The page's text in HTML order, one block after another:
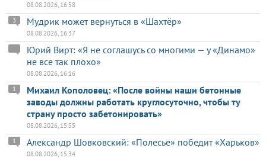
08.08.2026, 16:58
Мудрик может вернуться в «Шахтёр»
3
08.08.2026, 16:37
Юрий Вирт: «Я не соглашусь со многими — у «Динамо»
не все так плохо»
08.08.2026, 16:16
Михаил Кополовец: «После войны наши бетонные
заводы должны работать круглосуточно, чтобы ту
страну просто забетонировать»
1
08.08.2026, 15:55
Александр Шовковский: «Полесье» победит «Харьков»
1
08.08.2026, 15:34